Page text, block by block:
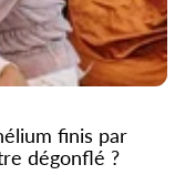
finis par
dégonflé ?